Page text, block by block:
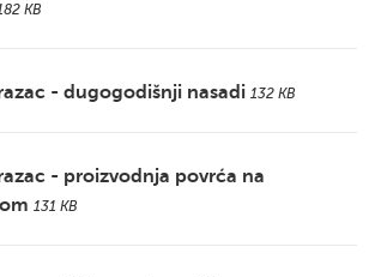
KB
- dugogodišnji nasadi 132 KB
- proizvodnja povrća na
131 KB